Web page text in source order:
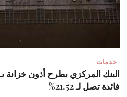
خدمات
فائدة تصل لـ 21.52%